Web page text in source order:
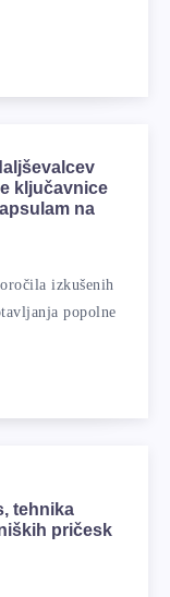
ključavnice
na
izkušenih
popolne
tehnika
pričesk